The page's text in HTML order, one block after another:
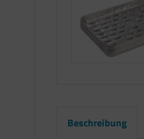
Beschreibung